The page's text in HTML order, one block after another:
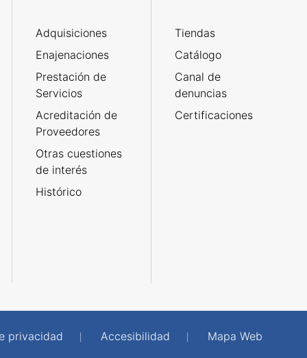
Adquisiciones
Enajenaciones
Prestación de
Servicios
Acreditación de
Proveedores
Otras cuestiones
de interés
Histórico
Tiendas
Catálogo
Canal de
denuncias
Certificaciones
privacidad Accesibilidad
Mapa Web